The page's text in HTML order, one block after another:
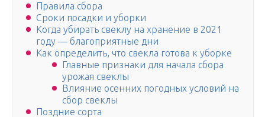
Правила сбора
Сроки посадки и уборки
Когда убирать свеклу на хранение в 2021
году — благоприятные дни
Как определить, что свекла готова к уборке
Главные признаки для начала сбора
урожая свеклы
Влияние осенних погодных условий на
сбор свеклы
Поздние сорта